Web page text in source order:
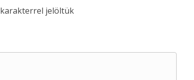
karakterrel jelöltük